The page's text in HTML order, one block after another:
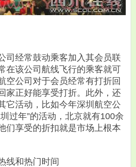
经常鼓动乘客加入其会员联
在该公司航线飞行的乘客就可
空公司对于会员经常有打折回
家正好能享受打折。此外，还
它活动，比如今年深圳航空公
过年”的活动，北京就有100余
们享受的折扣就是市场上根本
和热门时间